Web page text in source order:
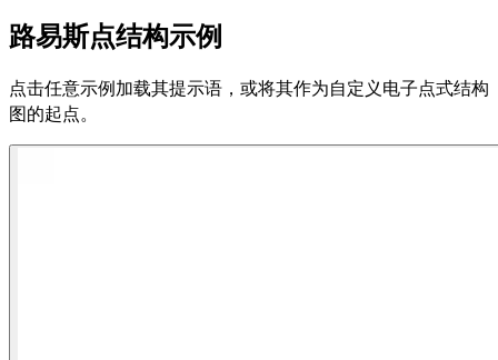
路易斯点结构示例
点击任意示例加载其提示语，或将其作为自定义电子点式结构
图的起点。